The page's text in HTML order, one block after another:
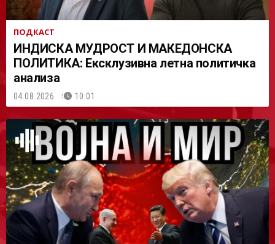
ПОДКАСТ
ИНДИСКА МУДРОСТ И МАКЕДОНСКА
ПОЛИТИКА: Ексклузивна летна политичка
анализа
04.08.2026. 10:01